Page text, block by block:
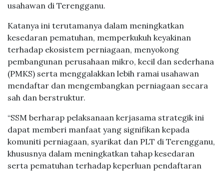
usahawan di Terengganu.
Katanya ini terutamanya dalam meningkatkan
kesedaran pematuhan, memperkukuh keyakinan
terhadap ekosistem perniagaan, menyokong
pembangunan perusahaan mikro, kecil dan sederhana
(PMKS) serta menggalakkan lebih ramai usahawan
mendaftar dan mengembangkan perniagaan secara
sah dan berstruktur.
“SSM berharap pelaksanaan kerjasama strategik ini
dapat memberi manfaat yang signifikan kepada
komuniti perniagaan, syarikat dan PLT di Terengganu,
khususnya dalam meningkatkan tahap kesedaran
serta pematuhan terhadap keperluan pendaftaran